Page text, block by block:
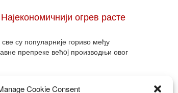
Cookie Consent
огрев расте
су популарније гориво међу
препреке већoj производњи овог